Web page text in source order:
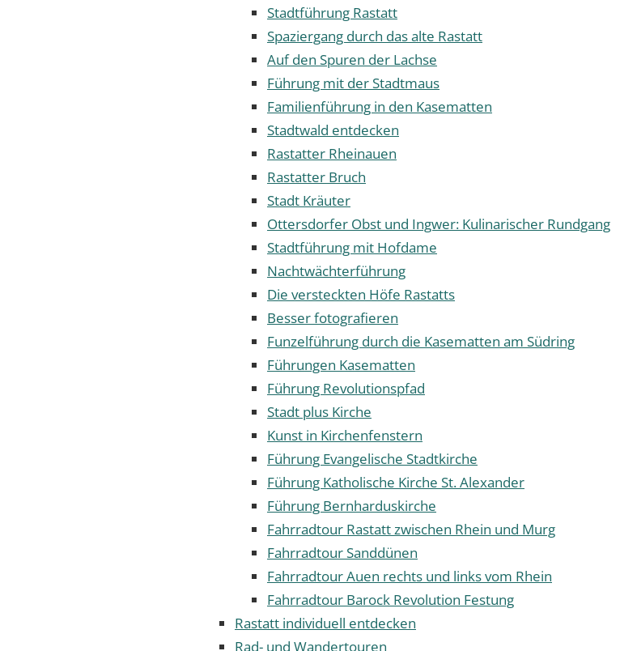
Stadtführung Rastatt
Spaziergang durch das alte Rastatt
Auf den Spuren der Lachse
Führung mit der Stadtmaus
Familienführung in den Kasematten
Stadtwald entdecken
Rastatter Rheinauen
Rastatter Bruch
Stadt Kräuter
Ottersdorfer Obst und Ingwer: Kulinarischer Rundgang
Stadtführung mit Hofdame
Nachtwächterführung
Die versteckten Höfe Rastatts
Besser fotografieren
Funzelführung durch die Kasematten am Südring
Führungen Kasematten
Führung Revolutionspfad
Stadt plus Kirche
Kunst in Kirchenfenstern
Führung Evangelische Stadtkirche
Führung Katholische Kirche St. Alexander
Führung Bernharduskirche
Fahrradtour Rastatt zwischen Rhein und Murg
Fahrradtour Sanddünen
Fahrradtour Auen rechts und links vom Rhein
Fahrradtour Barock Revolution Festung
Rastatt individuell entdecken
Rad- und Wandertouren